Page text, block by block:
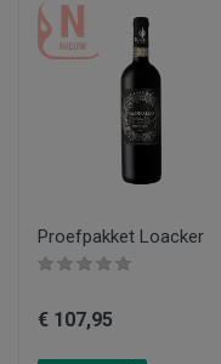
Proefpakket Loacker
€ 107,95